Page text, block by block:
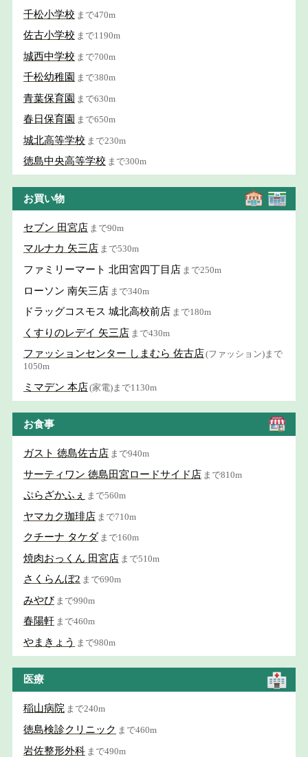
千松小学校 まで470m
佐古小学校 まで1190m
城西中学校 まで700m
千松幼稚園 まで380m
青葉保育園 まで630m
春日保育園 まで650m
城北高等学校 まで230m
徳島中央高等学校 まで300m
お買い物
セブン 田宮店 まで90m
マルナカ 矢三店 まで530m
ファミリーマート 北田宮四丁目店 まで250m
ローソン 南矢三店 まで340m
ドラッグコスモス 城北高校前店 まで180m
くすりのレデイ 矢三店 まで430m
ファッションセンター しまむら 佐古店(ファッション)まで
1050m
ミマデン 本店(家電)まで1130m
お食事
ガスト 徳島佐古店 まで940m
サーティワン 徳島田宮ロードサイド店 まで810m
ぷらざかふぇ まで560m
ヤマカク珈琲店 まで710m
クチーナ タケダ まで160m
焼肉おっくん 田宮店 まで510m
さくらんぼ2 まで690m
みやび まで990m
春陽軒 まで460m
やまきょう まで980m
医療
稲山病院 まで240m
徳島検診クリニック まで460m
岩佐整形外科 まで490m